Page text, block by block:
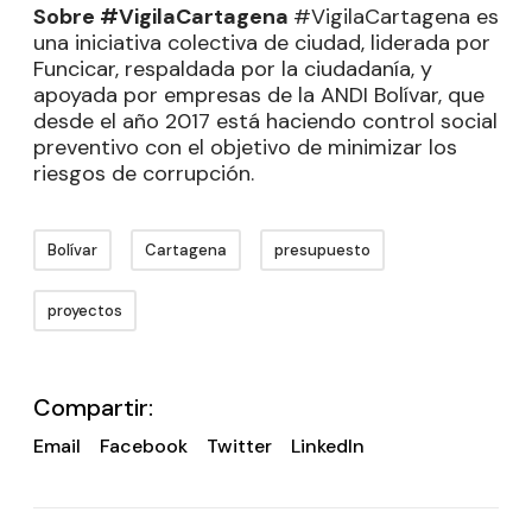
Sobre #VigilaCartagena #VigilaCartagena es
una iniciativa colectiva de ciudad, liderada por
Funcicar, respaldada por la ciudadanía, y
apoyada por empresas de la ANDI Bolívar, que
desde el año 2017 está haciendo control social
preventivo con el objetivo de minimizar los
riesgos de corrupción.
Bolívar Cartagena presupuesto
proyectos
Compartir:
Email Facebook Twitter LinkedIn